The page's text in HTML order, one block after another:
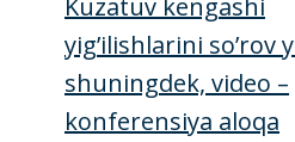
Kuzatuv kengashi
yig’ilishlarini so’rov
shuningdek, video –
konferensiya aloqa